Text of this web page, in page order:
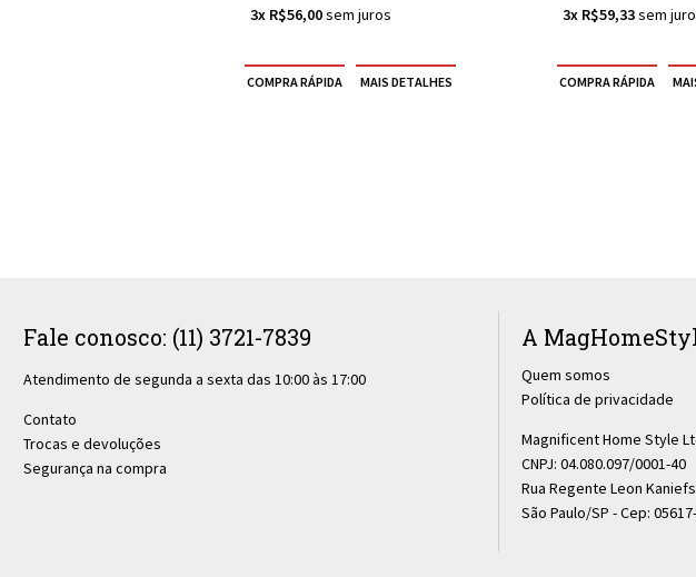
3x R$56,00 3x R$59,33
Fale conosco: (11) 3721-7839
Atendimento de segunda a sexta das 10:00 às 17:00
Contato
Trocas e devoluções
Segurança na compra
A
Quem somos
Política de privacidade
Magnificent Home Style
CNPJ: 04.080.097/0001-40
Rua Regente Leon
São Paulo/SP - Cep: